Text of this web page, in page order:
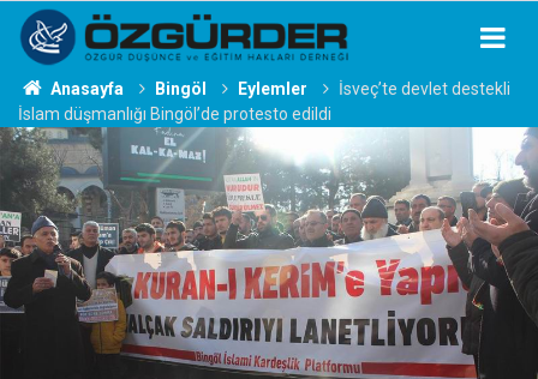
Anasayfa Bingöl Eylemler
İsveç’te devlet destekli
İslam düşmanlığı Bingöl’de protesto edildi